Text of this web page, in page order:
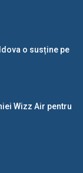
o susține pe
Wizz Air pentru